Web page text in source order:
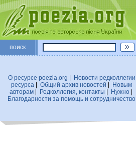
поиск
О ресурсе poezia.org
Новости редколлегии
ресурса
Общий архив новостей
Новым
авторам| Редколлегия, контакты Нужно|
Благодарности за помощь и сотрудничество